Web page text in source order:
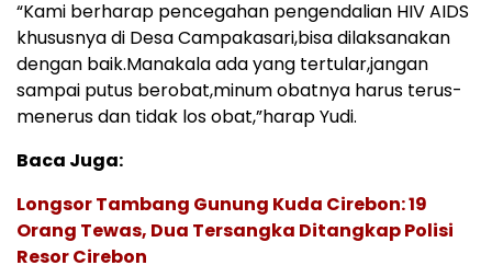
“Kami berharap pencegahan pengendalian HIV AIDS
khususnya di Desa Campakasari,bisa dilaksanakan
dengan baik.Manakala ada yang tertular,jangan
sampai putus berobat,minum obatnya harus terus-
menerus dan tidak los obat,”harap Yudi.
Baca Juga:
Longsor Tambang Gunung Kuda Cirebon: 19
Orang Tewas, Dua Tersangka Ditangkap Polisi
Resor Cirebon